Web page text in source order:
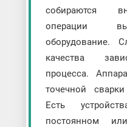
собираются
операции
оборудование.
качества
процесса.
точечной
Есть
постоянном